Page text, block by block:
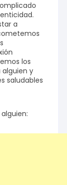
a
los
y
saludables